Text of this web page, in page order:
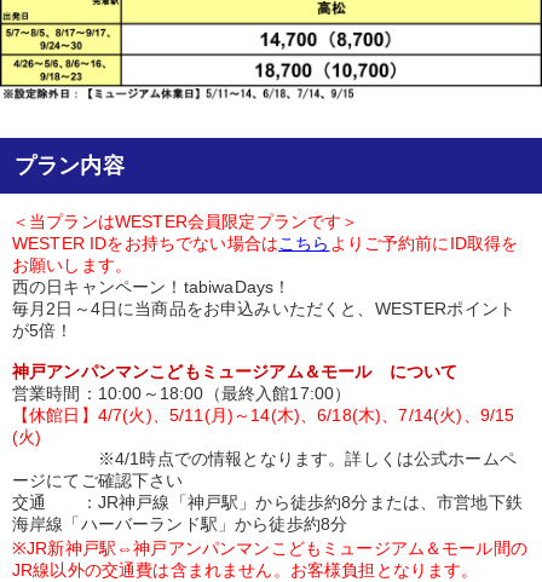
プラン内容
＜当プランはWESTER会員限定プランです＞
WESTER IDをお持ちでない場合はこちら よりご予約前にID取得を
お願いします。
西の日キャンペーン！tabiwaDays！
毎月2日～4日に当商品をお申込みいただくと、WESTERポイント
が5倍！
神戸アンパンマンこどもミュージアム＆モール について
営業時間：10:00～18:00（最終入館17:00）
【休館日】4/7(火)、5/11(月)～14(木)、6/18(木)、7/14(火)、9/15
(火)
※4/1時点での情報となります。詳しくは公式ホームペ
ージにてご確認下さい
交通 ：JR神戸線「神戸駅」から徒歩約8分または、市営地下鉄
海岸線「ハーバーランド駅」から徒歩約8分
※JR新神戸駅⇔神戸アンパンマンこどもミュージアム＆モール間の
JR線以外の交通費は含まれません。お客様負担となります。